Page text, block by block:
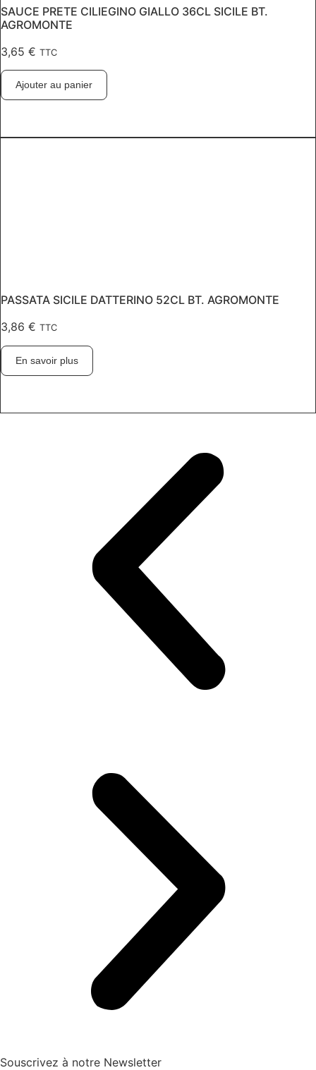
SAUCE PRETE CILIEGINO GIALLO 36CL SICILE BT.
AGROMONTE
3,65 € TTC
Ajouter au panier
PASSATA SICILE DATTERINO 52CL BT. AGROMONTE
3,86 € TTC
En savoir plus
Souscrivez à notre Newsletter